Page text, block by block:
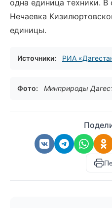
одна единица техники. В
Нечаевка
единицы.
Источники: РИА
Фото: Минприроды